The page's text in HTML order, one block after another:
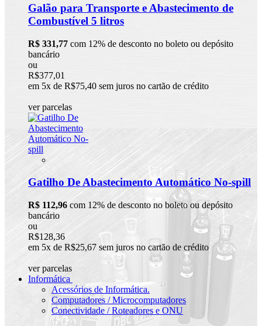
Galão para Transporte e Abastecimento de
Combustível 5 litros
R$ 331,77 com 12% de desconto no boleto ou depósito
bancário
ou
R$377,01
em 5x de R$75,40 sem juros no cartão de crédito
ver parcelas
Gatilho De Abastecimento Automático No-spill
R$ 112,96 com 12% de desconto no boleto ou depósito
bancário
ou
R$128,36
em 5x de R$25,67 sem juros no cartão de crédito
ver parcelas
Informática
Acessórios de Informática.
Computadores / Microcomputadores
Conectividade / Roteadores e ONU